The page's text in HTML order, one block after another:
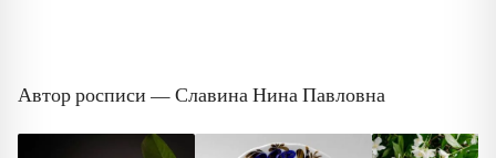
Автор росписи — Славина Нина Павловна